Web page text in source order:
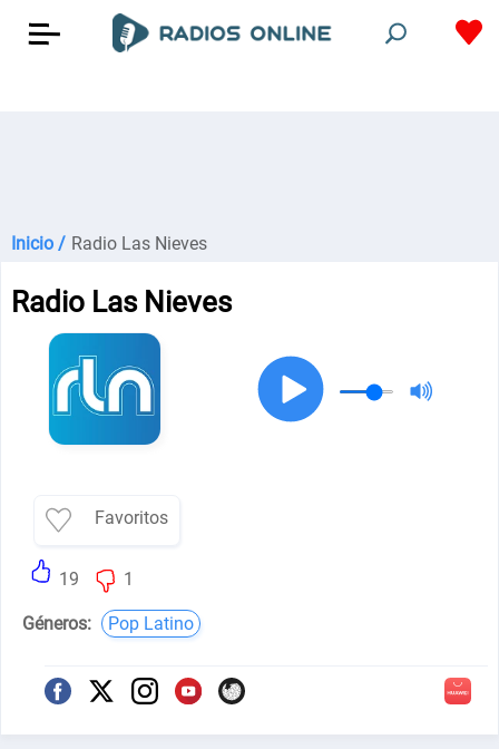
Inicio / Radio Las Nieves
Radio Las Nieves
Favoritos
19 1
Géneros: Pop Latino